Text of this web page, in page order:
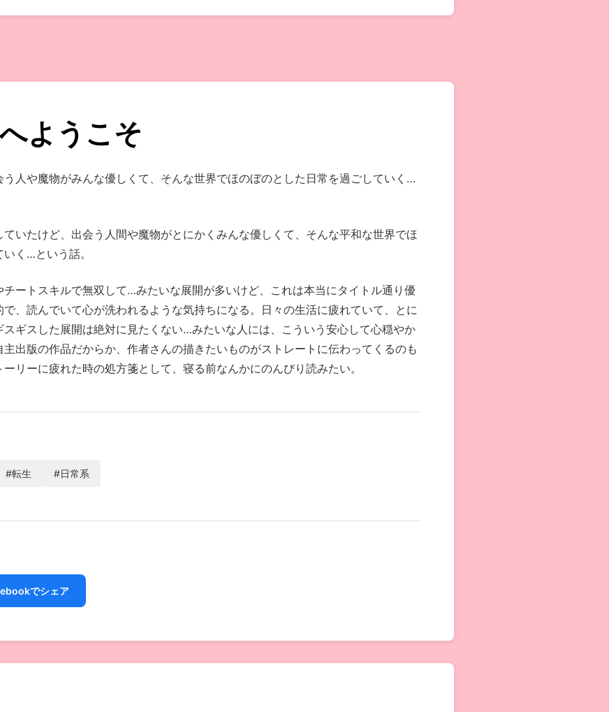
ようこそ
人や魔物がみんな優しくて、そんな世界でほのぼのとした日常を過ごしていく…
いたけど、出会う人間や魔物がとにかくみんな優しくて、そんな平和な世界でほ
く…という話。
ートスキルで無双して…みたいな展開が多いけど、これは本当にタイトル通り優
、読んでいて心が洗われるような気持ちになる。日々の生活に疲れていて、とに
ギスした展開は絶対に見たくない…みたいな人には、こういう安心して心穏やか
出版の作品だからか、作者さんの描きたいものがストレートに伝わってくるのも
リーに疲れた時の処方箋として、寝る前なんかにのんびり読みたい。
#転生 #日常系
でシェア